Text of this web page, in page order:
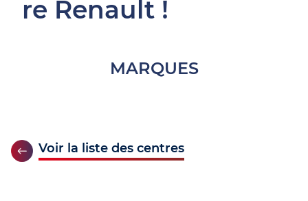
re Renault !
MARQUES
Voir la liste des centres